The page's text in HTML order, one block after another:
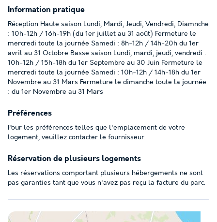
Information pratique
Réception Haute saison Lundi, Mardi, Jeudi, Vendredi, Diamnche
: 10h-12h / 16h-19h (du 1er juillet au 31 août) Fermeture le
mercredi toute la journée Samedi : 8h-12h / 14h-20h du 1er
avril au 31 Octobre Basse saison Lundi, mardi, jeudi, vendredi :
10h-12h / 15h-18h du 1er Septembre au 30 Juin Fermeture le
mercredi toute la journée Samedi : 10h-12h / 14h-18h du 1er
Novembre au 31 Mars Fermeture le dimanche toute la journée
: du 1er Novembre au 31 Mars
Préférences
Pour les préférences telles que l'emplacement de votre
logement, veuillez contacter le fournisseur.
Réservation de plusieurs logements
Les réservations comportant plusieurs hébergements ne sont
pas garanties tant que vous n'avez pas reçu la facture du parc.